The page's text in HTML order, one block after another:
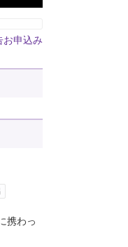
お申込み
携わっ